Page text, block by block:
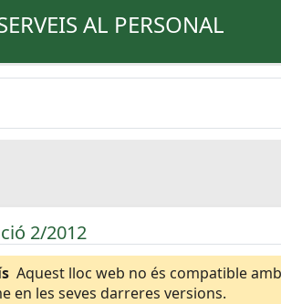
AL PERSONAL
2/2012
Aquest lloc web no és compatible
en les seves darreres versions.